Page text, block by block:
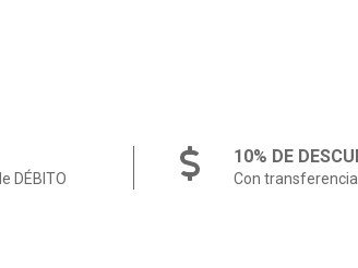
DÉBITO
10% DE
Con